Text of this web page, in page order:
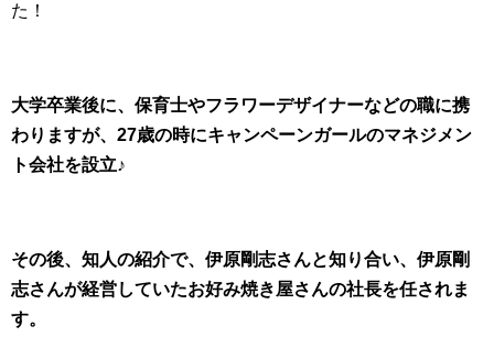
た！
大学卒業後に、保育士やフラワーデザイナーなどの職に携
わりますが、27歳の時にキャンペーンガールのマネジメン
ト会社を設立♪
その後、知人の紹介で、伊原剛志さんと知り合い、伊原剛
志さんが経営していたお好み焼き屋さんの社長を任されま
す。